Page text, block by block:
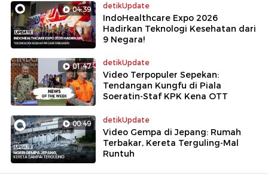
04:39 detikUpdate
IndoHealthcare Expo 2026
Hadirkan Teknologi Kesehatan dari
9 Negara!
01:47 detikUpdate
Video Terpopuler Sepekan:
Tendangan Kungfu di Piala
Soeratin-Staf KPK Kena OTT
00:49 detikUpdate
Video Gempa di Jepang: Rumah
Terbakar, Kereta Terguling-Mal
Runtuh